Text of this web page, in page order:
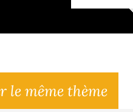
le même thème